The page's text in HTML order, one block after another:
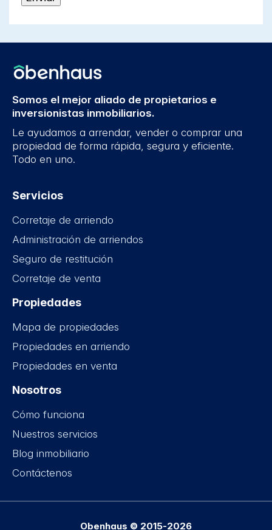
Somos el mejor aliado de propietarios e
inversionistas inmobiliarios.
Le ayudamos a arrendar, vender o comprar una
propiedad de forma rápida, segura y eficiente.
Todo en uno.
Servicios
Corretaje de arriendo
Administración de arriendos
Seguro de restitución
Corretaje de venta
Propiedades
Mapa de propiedades
Propiedades en arriendo
Propiedades en venta
Nosotros
Cómo funciona
Nuestros servicios
Blog inmobiliario
Contáctenos
Obenhaus © 2015-2026